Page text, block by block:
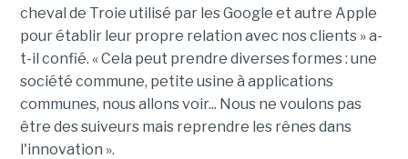
cheval de Troie utilisé par les Google et autre Apple
pour établir leur propre relation avec nos clients » a-
t-il confié. « Cela peut prendre diverses formes : une
société commune, petite usine à applications
communes, nous allons voir... Nous ne voulons pas
être des suiveurs mais reprendre les rênes dans
l'innovation ».